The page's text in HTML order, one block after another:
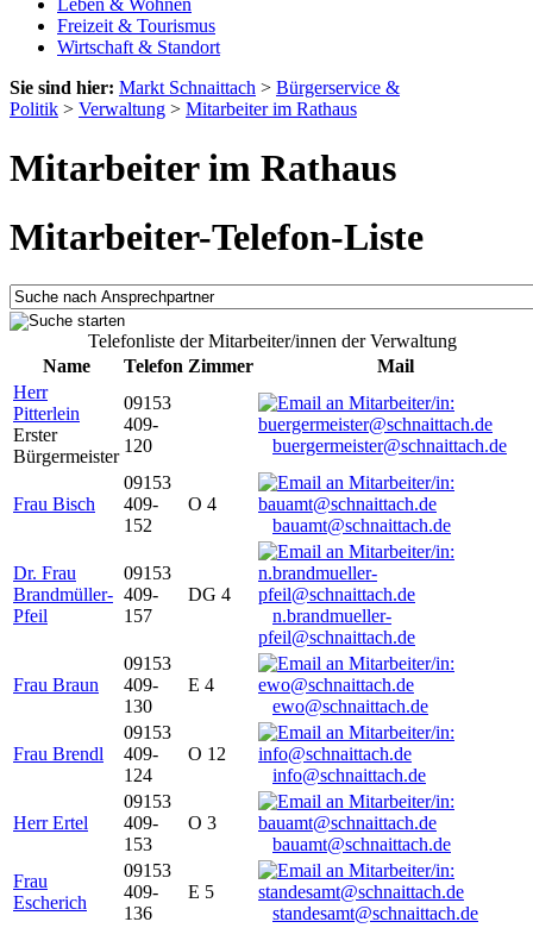
Leben & Wohnen
Freizeit & Tourismus
Wirtschaft & Standort
Sie sind hier: Markt Schnaittach > Bürgerservice &
Politik > Verwaltung > Mitarbeiter im Rathaus
Mitarbeiter im Rathaus
Mitarbeiter-Telefon-Liste
Telefonliste der Mitarbeiter/innen der Verwaltung
Name
Telefon Zimmer
Mail
Herr
Pitterlein
Erster
Bürgermeister
09153
409-
120
buergermeister@schnaittach.de
Frau Bisch
09153
409-
152
O 4
bauamt@schnaittach.de
Dr. Frau
Brandmüller-
Pfeil
09153
409-
157
DG 4
n.brandmueller-
pfeil@schnaittach.de
Frau Braun
09153
409-
130
E 4
ewo@schnaittach.de
Frau Brendl
09153
409-
124
O 12
info@schnaittach.de
Herr Ertel
09153
409-
153
O 3
bauamt@schnaittach.de
Frau
Escherich
09153
409-
136
E 5
standesamt@schnaittach.de